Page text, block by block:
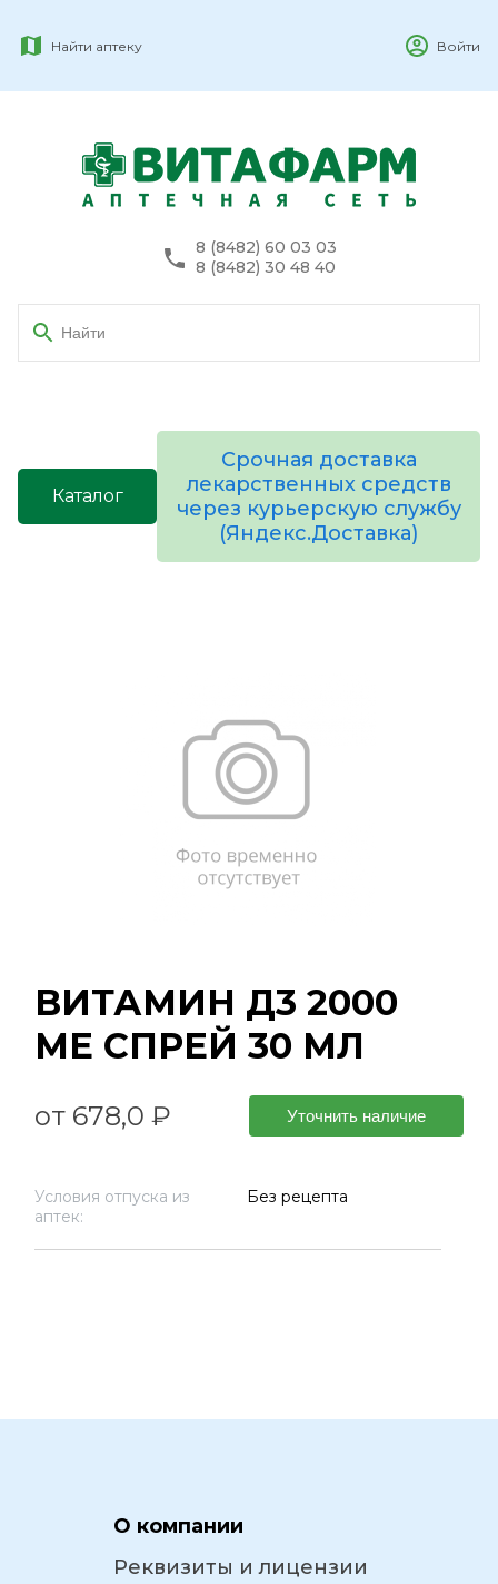
Найти аптеку Войти
8 (8482) 60 03 03
8 (8482) 30 48 40
Каталог
Срочная доставка
лекарственных средств
через курьерскую службу
(Яндекс.Доставка)
ВИТАМИН Д3 2000
МЕ СПРЕЙ 30 МЛ
от 678,0 ₽ Уточнить наличие
Условия отпуска из
аптек:
Без рецепта
О компании
Реквизиты и лицензии